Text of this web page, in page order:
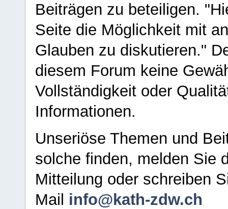
Beiträgen zu beteiligen.
Seite die Möglichkeit mit
Glauben zu diskutieren."
diesem Forum keine
Vollständigkeit oder
Informationen.
Unseriöse Themen und
solche finden, melden Sie
Mitteilung oder schreiben
Mail info@kath-zdw.ch